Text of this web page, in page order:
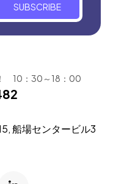
SUBSCRIBE
10：30～18：00
船場センタービル3